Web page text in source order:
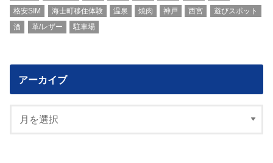
格安SIM
海士町移住体験 温泉 焼肉 神戸 西宮
遊びスポット
酒
革/レザー 駐車場
アーカイブ